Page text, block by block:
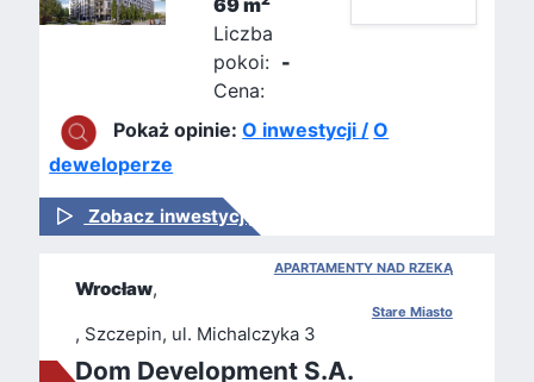
69 m
Liczba
pokoi: -
Cena:
Pokaż opinie:O inwestycji / O
deweloperze
Zobacz inwestycję
APARTAMENTY NAD RZEKĄ
Wrocław,
Stare Miasto
, Szczepin, ul. Michalczyka 3
Dom Development S.A.